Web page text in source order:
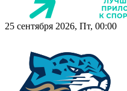
25 сентября 2026, Пт, 00:00